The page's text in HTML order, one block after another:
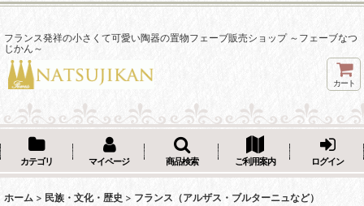
フランス発祥の小さくて可愛い陶器の置物フェーブ販売ショップ ～フェーブなつ
じかん～
カート
カテゴリ マイページ 商品検索 ご利用案内 ログイン
ホーム > 民族・文化・歴史 > フランス（アルザス・ブルターニュなど）